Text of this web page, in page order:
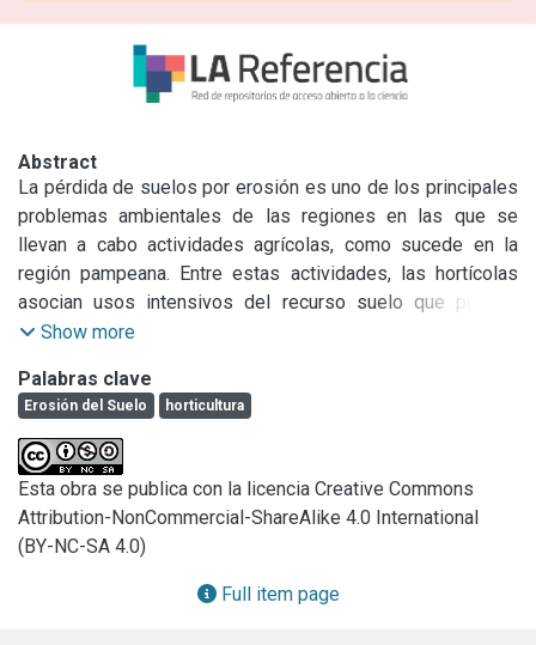
Abstract
La pérdida de suelos por erosión es uno de los principales
problemas ambientales de las regiones en las que se
llevan a cabo actividades agrícolas, como sucede en la
región pampeana. Entre estas actividades, las hortícolas
asocian usos intensivos del recurso suelo que pueden
comprometer la sustentabilidad en el mediano y largo
son algunas de las consecuencias derivadas de la erosión
que pueden limitar usos futuros afectando la provisión de
servicios ecosistémicos (MEA, 2003).
En la región pampeana, la producción hortícola se ha
intensificado y especializado sin considerar las
potencialidades y limitaciones del recurso que la sustenta.
Como señala Dogliotti, Van Ittersum y Rossing (2005), una
de las principales consecuencias de esta estrategia es el
Show more
Palabras clave
Erosión del Suelo horticultura
Esta obra se publica con la licencia Creative Commons
Attribution-NonCommercial-ShareAlike 4.0 International
(BY-NC-SA 4.0)
Full item page